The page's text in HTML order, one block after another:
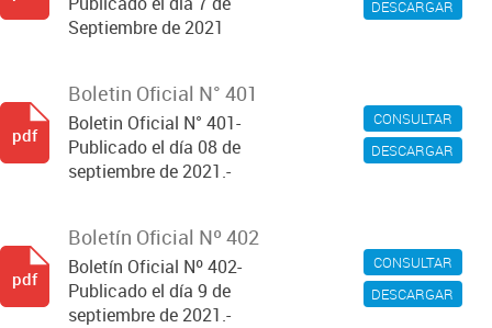
DESCARGAR
Septiembre de 2021
CONSULTAR
DESCARGAR
Boletin Oficial N° 401
Boletin Oficial N° 401-
Publicado el día 08 de
septiembre de 2021.-
pdf
CONSULTAR
DESCARGAR
Boletín Oficial Nº 402
Boletín Oficial Nº 402-
Publicado el día 9 de
septiembre de 2021.-
pdf